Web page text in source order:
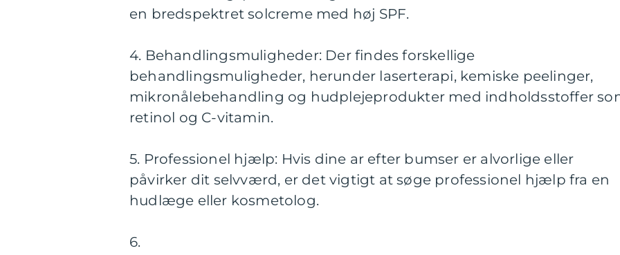
en bredspektret solcreme med høj SPF.
4. Behandlingsmuligheder: Der findes forskellige
behandlingsmuligheder, herunder laserterapi, kemiske peelinger,
mikronålebehandling og hudplejeprodukter med indholdsstoffer
retinol og C-vitamin.
5. Professionel hjælp: Hvis dine ar efter bumser er alvorlige eller
påvirker dit selvværd, er det vigtigt at søge professionel hjælp fra en
hudlæge eller kosmetolog.
6.